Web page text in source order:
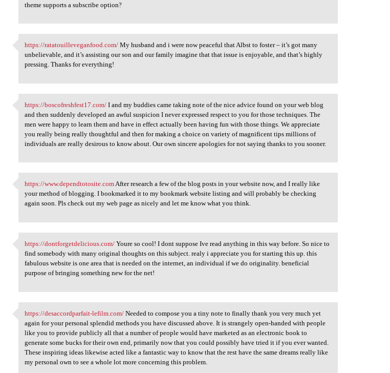
theme supports a subscribe option?
https://ratatouilleveganfood
https://ratatouilleveganfood.com/ My husband and i were now peaceful that Albst to foster – it’s got many
unbelievable, and it’s assisting our son and our family imagine that that issue is enjoyable, and that’s highly
pressing. Thanks for everything!
https://boscofreshfest17.com/
https://boscofreshfest17.com/ I and my buddies came taking note of the nice advice found on your web blog
and then suddenly developed an awful suspicion I never expressed respect to you for those techniques. The
men were happy to learn them and have in effect actually been having fun with those things. We appreciate
you really being really thoughtful and then for making a choice on variety of magnificent tips millions of
individuals are really desirous to know about. Our own sincere apologies for not saying thanks to you sooner.
https://www.dependtotosite
https://www.dependtotosite.comAfter research a few of the blog posts in your website now, and I really like
your method of blogging. I bookmarked it to my bookmark website listing and will probably be checking
again soon. Pls check out my web page as nicely and let me know what you think.
https://dontforgetdelicious
https://dontforgetdelicious.com/ Youre so cool! I dont suppose Ive read anything in this way before. So nice to
find somebody with many original thoughts on this subject. realy i appreciate you for starting this up. this
fabulous website is one area that is needed on the internet, an individual if we do originality. beneficial
purpose of bringing something new for the net!
https://desaccordparfait
https://desaccordparfait-lefilm.com/ Needed to compose you a tiny note to finally thank you very much yet
again for your personal splendid methods you have discussed above. It is strangely open-handed with people
like you to provide publicly all that a number of people would have marketed as an electronic book to
generate some bucks for their own end, primarily now that you could possibly have tried it if you ever wanted.
These inspiring ideas likewise acted like a fantastic way to know that the rest have the same dreams really like
my personal own to see a whole lot more concerning this problem.